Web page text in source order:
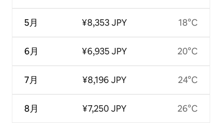
5月
6月
7月
8月
¥8,353 JPY
¥6,935 JPY
¥8,196 JPY
¥7,250 JPY
18°C
20°C
24°C
26°C